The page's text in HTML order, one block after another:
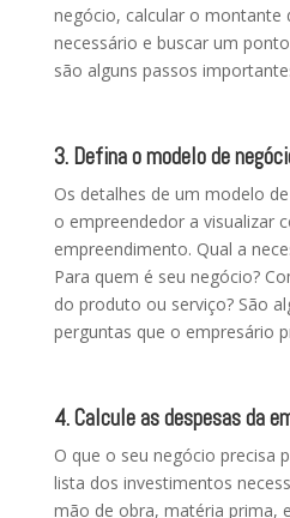
negócio, calcular o montante
necessário e buscar um
são alguns passos
3. Defina o modelo de
Os detalhes de um modelo
o empreendedor a visualizar
empreendimento. Qual a
Para quem é seu negócio?
do produto ou serviço? São
perguntas que o empresário
4. Calcule as despesas da
O que o seu negócio precisa
lista dos investimentos
mão de obra, matéria prima,